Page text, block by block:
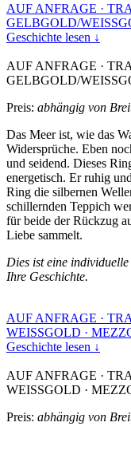
AUF ANFRAGE ·
GELBGOLD/
Geschichte lesen ↓
AUF ANFRAGE ·
GELBGOLD/
Preis: abhängig von
Das Meer ist, wie das
Widersprüche. Eben
und seidend. Dieses
energetisch. Er ruhig
Ring die silbernen
schillernden Teppich
für beide der Rückzug
Liebe sammelt.
Dies ist eine
Ihre Geschichte.
AUF ANFRAGE ·
WEISSGOLD ·
Geschichte lesen ↓
AUF ANFRAGE ·
WEISSGOLD ·
Preis: abhängig von